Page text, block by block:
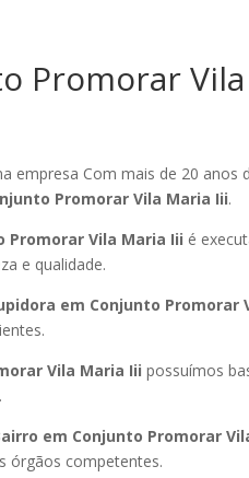
Promorar Vila
empresa Com mais de 20 anos
Promorar Vila Maria Iii.
Vila Maria Iii é
e qualidade.
em Conjunto Promorar
Vila Maria Iii possuímos
em Conjunto Promorar
órgãos competentes.